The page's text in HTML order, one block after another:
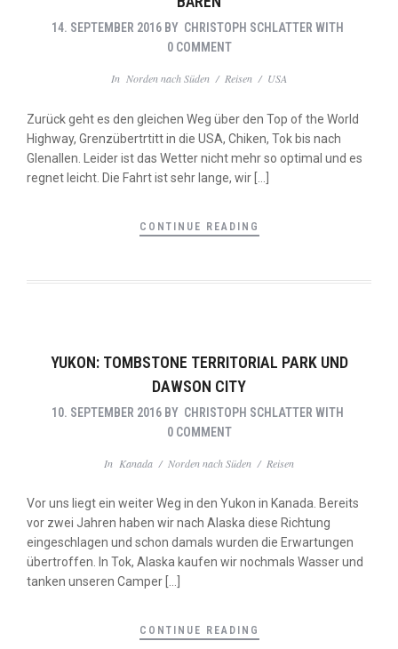
14. SEPTEMBER 2016 BY CHRISTOPH SCHLATTER WITH
0 COMMENT
In Norden nach Süden / Reisen / USA
Zurück geht es den gleichen Weg über den Top of the World
Highway, Grenzübertrtitt in die USA, Chiken, Tok bis nach
Glenallen. Leider ist das Wetter nicht mehr so optimal und es
regnet leicht. Die Fahrt ist sehr lange, wir […]
CONTINUE READING
YUKON: TOMBSTONE TERRITORIAL PARK UND
DAWSON CITY
10. SEPTEMBER 2016 BY CHRISTOPH SCHLATTER WITH
0 COMMENT
In Kanada / Norden nach Süden / Reisen
Vor uns liegt ein weiter Weg in den Yukon in Kanada. Bereits
vor zwei Jahren haben wir nach Alaska diese Richtung
eingeschlagen und schon damals wurden die Erwartungen
übertroffen. In Tok, Alaska kaufen wir nochmals Wasser und
tanken unseren Camper […]
CONTINUE READING